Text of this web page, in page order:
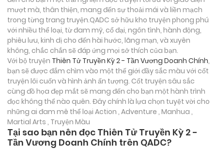
mượt mà, thân thiện, mang đến sự thoải mái và liền mạch
trong từng trang truyện.QADC sở hữu kho truyện phong phú
với nhiều thể loại, từ đam mỹ, cổ đại, ngôn tình, hành động,
phiêu lưu, kinh dị cho đến hài hước, lãng mạn, và xuyên
không, chắc chắn sẽ đáp ứng mọi sở thích của bạn.
Với bộ truyện Thiên Tử Truyền Kỳ 2 - Tần Vương Doanh Chính,
bạn sẽ được đắm chìm vào một thế giới đầy sắc màu với cốt
truyện lôi cuốn và hình ảnh ấn tượng. Cốt truyện sâu sắc
cùng đồ họa đẹp mắt sẽ mang đến cho bạn một hành trình
đọc không thể nào quên. Đây chính là lựa chọn tuyệt vời cho
những ai đam mê thể loại Action , Adventure , Manhua ,
Martial Arts , Truyện Màu
Tại sao bạn nên đọc Thiên Tử Truyền Kỳ 2 -
Tần Vương Doanh Chính trên QADC?